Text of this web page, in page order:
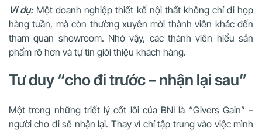
Ví dụ:Một doanh nghiệp thiết kế nội thất không chỉ đi họp
hàng tuần, mà còn thường xuyên mời thành viên khác đến
tham quan showroom. Nhờ vậy, các thành viên hiểu sản
phẩm rõ hơn và tự tin giới thiệu khách hàng.
Tư duy “cho đi trước – nhận lại sau”
Một trong những triết lý cốt lõi của BNI là “Givers Gain” –
người cho đi sẽ nhận lại. Thay vì chỉ tập trung vào việc mình